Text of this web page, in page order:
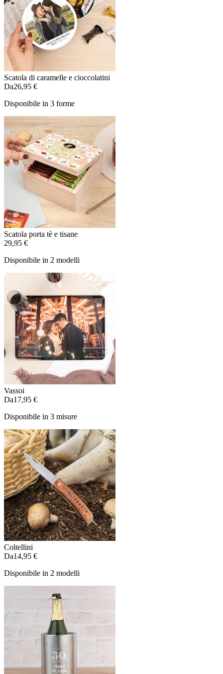
Scatola di caramelle e cioccolatini
Da26,95 €
Disponibile in 3 forme
Scatola porta tè e tisane
29,95 €
Disponibile in 2 modelli
Vassoi
Da17,95 €
Disponibile in 3 misure
Coltellini
Da14,95 €
Disponibile in 2 modelli